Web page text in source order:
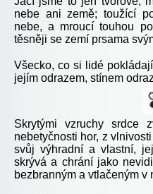
nebe ani země; toužící
nebe, a mroucí touhou
těsněji se zemí prsama
Všecko, co si lidé
jejím odrazem, stínem
Skrytými vzruchy srdce
nebetyčnosti hor, z
svůj výhradní a vlastní,
skrývá a chrání jako
bezbranným a vtlačeným v